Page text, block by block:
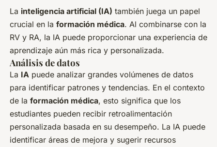
La inteligencia artificial (IA) también juega un papel
crucial en la formación médica. Al combinarse con la
RV y RA, la IA puede proporcionar una experiencia de
aprendizaje aún más rica y personalizada.
Análisis de datos
La IA puede analizar grandes volúmenes de datos
para identificar patrones y tendencias. En el contexto
de la formación médica, esto significa que los
estudiantes pueden recibir retroalimentación
personalizada basada en su desempeño. La IA puede
identificar áreas de mejora y sugerir recursos